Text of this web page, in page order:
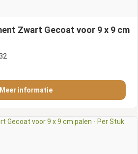
Zwart Gecoat voor 9 x 9 cm
Meer informatie